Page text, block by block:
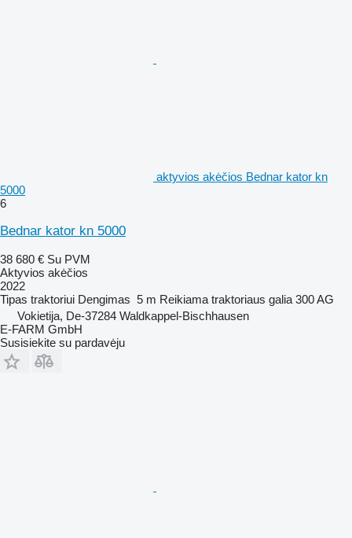
aktyvios akėčios Bednar kator kn
5000
6
Bednar kator kn 5000
38 680 € Su PVM
Aktyvios akėčios
2022
Tipas traktoriui Dengimas 5 m Reikiama traktoriaus galia 300 AG
Vokietija, De-37284 Waldkappel-Bischhausen
E-FARM GmbH
Susisiekite su pardavėju